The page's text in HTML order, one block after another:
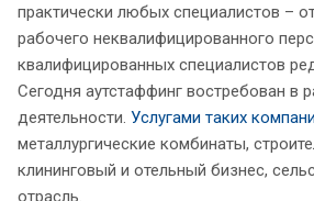
практически любых специалистов –
рабочего неквалифицированного
квалифицированных специалистов
Сегодня аутстаффинг востребован в
деятельности. Услугами таких
металлургические комбинаты,
клининговый и отельный бизнес,
отрасль.